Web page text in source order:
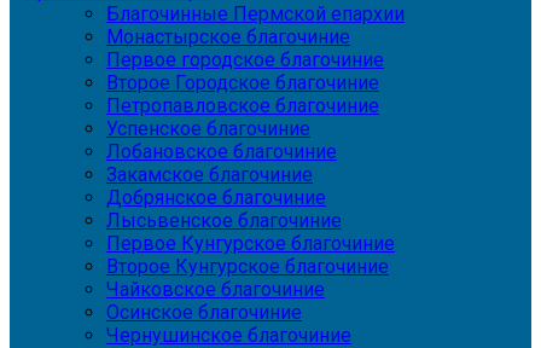
Благочинные Пермской епархии
Монастырское благочиние
Первое городское благочиние
Второе Городское благочиние
Петропавловское благочиние
Успенское благочиние
Лобановское благочиние
Закамское благочиние
Добрянское благочиние
Лысьвенское благочиние
Первое Кунгурское благочиние
Второе Кунгурское благочиние
Чайковское благочиние
Осинское благочиние
Чернушинское благочиние